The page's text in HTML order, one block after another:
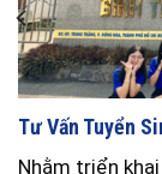
Tư Vấn Tuyển
Nhằm triển